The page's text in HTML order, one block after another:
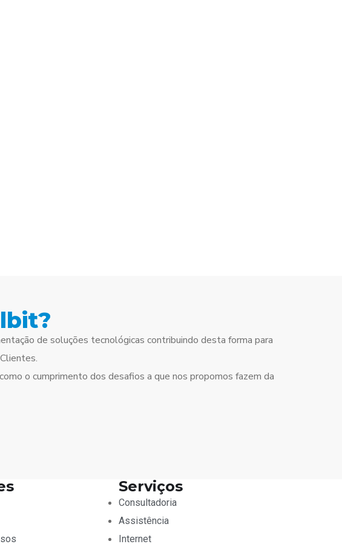
de soluções tecnológicas contribuindo desta forma para
o cumprimento dos desafios a que nos propomos fazem da
Serviços
Consultadoria
Assistência
Internet